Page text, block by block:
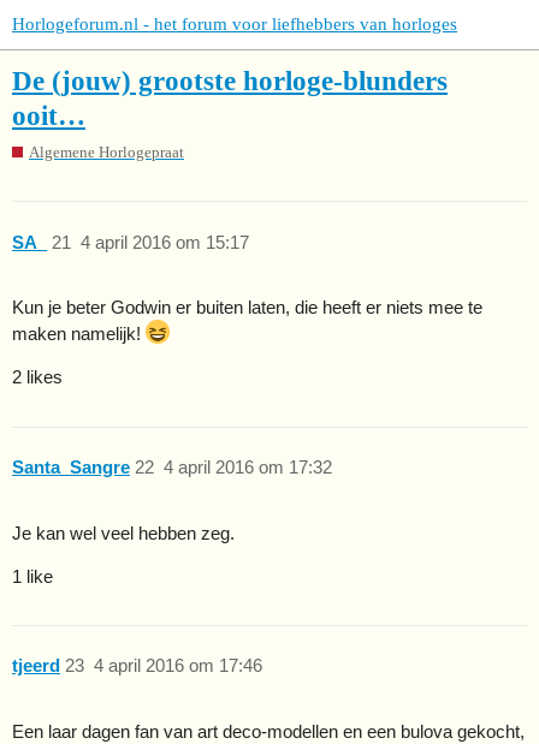
Horlogeforum.nl - het forum voor liefhebbers van horloges
De (jouw) grootste horloge-blunders
ooit…
Algemene Horlogepraat
SA_ 4 april 2016 om 15:17
21
Kun je beter Godwin er buiten laten, die heeft er niets mee te
maken namelijk!
2 likes
Santa_Sangre 4 april 2016 om 17:32
22
Je kan wel veel hebben zeg.
1 like
tjeerd 4 april 2016 om 17:46
23
Een laar dagen fan van art deco-modellen en een bulova gekocht,